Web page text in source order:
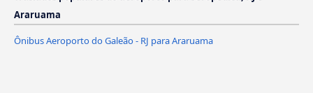
Araruama
Ônibus Aeroporto do Galeão - RJ para Araruama